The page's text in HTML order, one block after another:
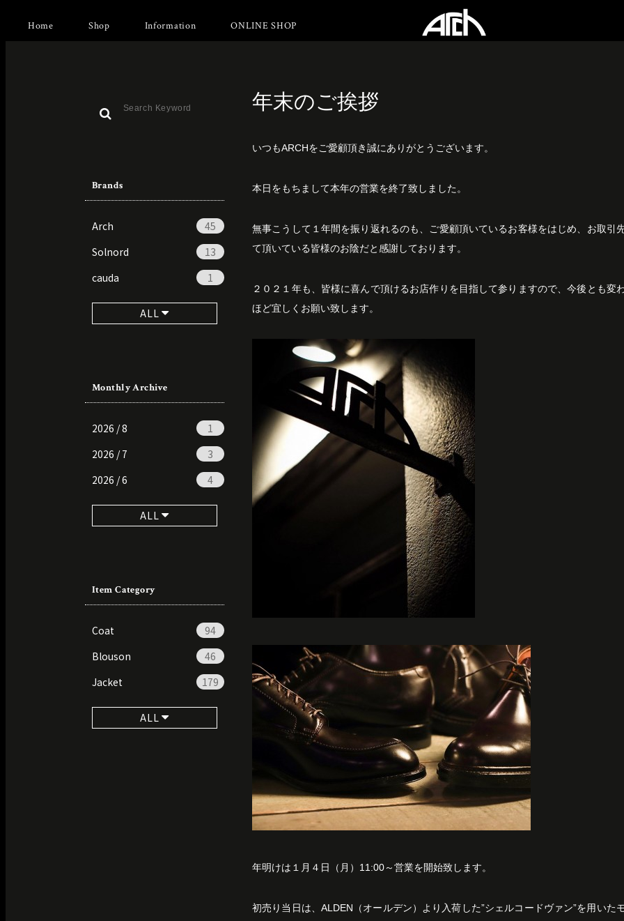
Home Shop Information ONLINE SHOP
Brands
Arch
45
Solnord
13
cauda
1
ALL
Monthly Archive
2026 / 8
1
2026 / 7
3
2026 / 6
4
ALL
Item Category
Coat
94
Blouson
46
Jacket
179
ALL
年末のご挨拶
いつもARCHをご愛顧頂き誠にありがとうございます。
本日をもちまして本年の営業を終了致しました。
無事こうして１年間を振り返れるのも、ご愛顧頂いているお客様をはじめ、お取引
て頂いている皆様のお陰だと感謝しております。
２０２１年も、皆様に喜んで頂けるお店作りを目指して参りますので、今後とも変
ほど宜しくお願い致します。
年明けは１月４日（月）11:00～営業を開始致します。
初売り当日は、ALDEN（オールデン）より入荷した”シェルコードヴァン”を用いた